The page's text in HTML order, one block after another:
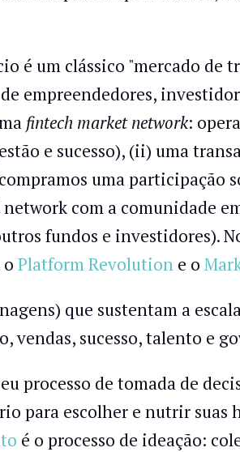
é um clássico "mercado de
empreendedores,
fintech market network:
e sucesso), (ii) uma
uma participação
com a comunidade
fundos e investidores).
Platform Revolutione o
que sustentam a
vendas, sucesso, talento e
processo de tomada de
para escolher e nutrir suas
é o processo de ideação: